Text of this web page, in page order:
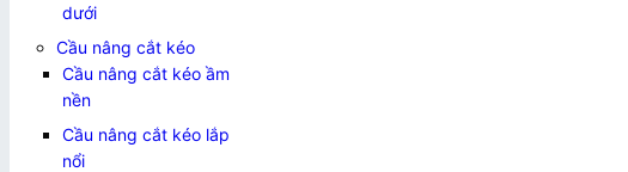
dưới
Cầu nâng cắt kéo
Cầu nâng cắt kéo ầm
nền
Cầu nâng cắt kéo lắp
nổi